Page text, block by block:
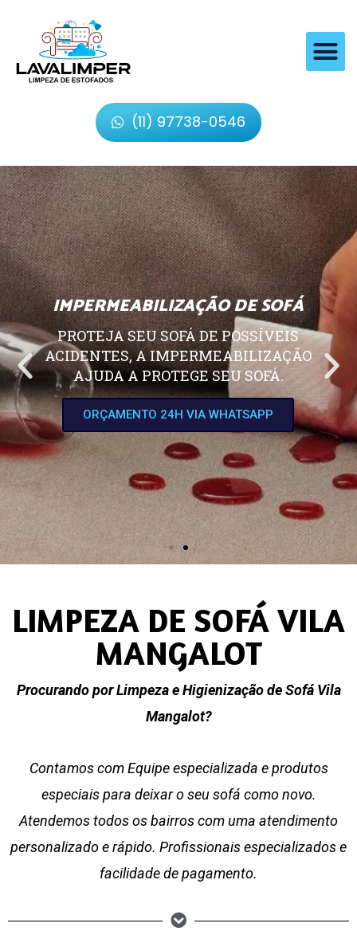
(11) 97738-0546
IMPERMEABILIZAÇÃO DE SOFÁ
PROTEJA SEU SOFÁ DE POSSÍVEIS
ACIDENTES, A IMPERMEABILIZAÇÃO
AJUDA A PROTEGE SEU SOFÁ.
ORÇAMENTO 24H VIA WHATSAPP
LIMPEZA DE SOFÁ VILA
MANGALOT
Procurando por Limpeza e Higienização de Sofá Vila
Mangalot?
Contamos com Equipe especializada e produtos
especiais para deixar o seu sofá como novo.
Atendemos todos os bairros com uma atendimento
personalizado e rápido. Profissionais especializados e
facilidade de pagamento.